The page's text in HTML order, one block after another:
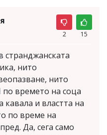
2 15
странджанската
нито
нито
времето на соца
кавала и властта на
по време на
Да, сега само